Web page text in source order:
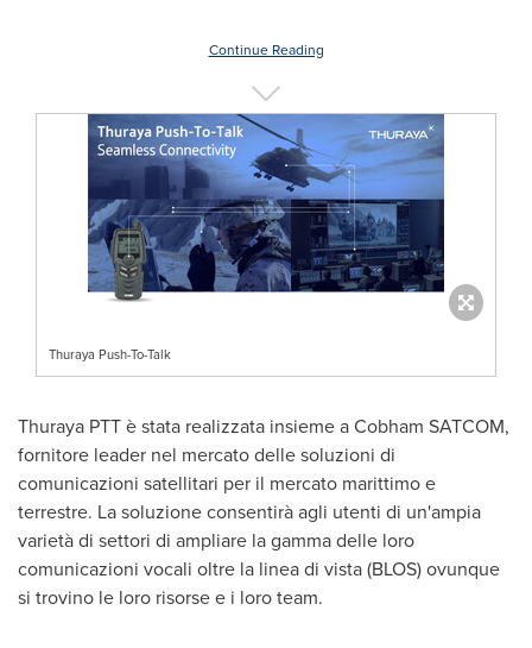
Continue Reading
Thuraya Push-To-Talk
Thuraya PTT è stata realizzata insieme a Cobham SATCOM,
fornitore leader nel mercato delle soluzioni di
comunicazioni satellitari per il mercato marittimo e
terrestre. La soluzione consentirà agli utenti di un'ampia
varietà di settori di ampliare la gamma delle loro
comunicazioni vocali oltre la linea di vista (BLOS) ovunque
si trovino le loro risorse e i loro team.